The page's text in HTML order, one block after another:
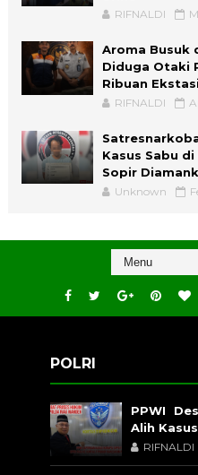
RIFNALDI
Aroma Busuk
Diduga Otaki
Ribuan Ekstasi
RIFNALDI
Kasus Sabu
Sopir
Unknown
POLRI
PPWI
Alih
RIFNALDI